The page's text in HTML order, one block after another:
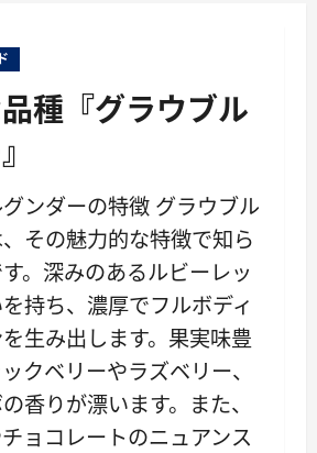
種『グラウブル
ンダーの特徴 グラウブル
その魅力的な特徴で知ら
。深みのあるルビーレッ
持ち、濃厚でフルボディ
生み出します。果実味豊
クベリーやラズベリー、
香りが漂います。また、
ョコレートのニュアンス